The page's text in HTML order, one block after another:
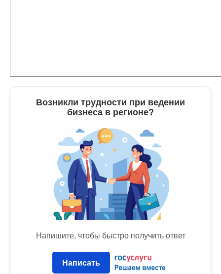
Возникли трудности при ведении
бизнеса в регионе?
Напишите, чтобы быстро получить ответ
Написать